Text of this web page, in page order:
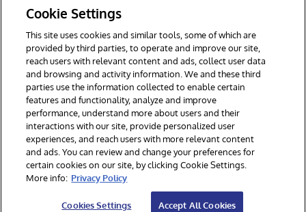
1996-2026 InterSystems Corporation, Boston, MA. Todos los
derechos reservados.
Avisos/Términos y condiciones
Declaración de privacidad
Garantía de devolución
Accesibilidad
Cookie Settings
This site uses cookies and similar tools, some of which are
provided by third parties, to operate and improve our site,
reach users with relevant content and ads, collect user data
and browsing and activity information. We and these third
parties use the information collected to enable certain
features and functionality, analyze and improve
performance, understand more about users and their
interactions with our site, provide personalized user
experiences, and reach users with more relevant content
and ads. You can review and change your preferences for
certain cookies on our site, by clicking Cookie Settings.
More info: Privacy Policy
Cookies Settings Accept All Cookies